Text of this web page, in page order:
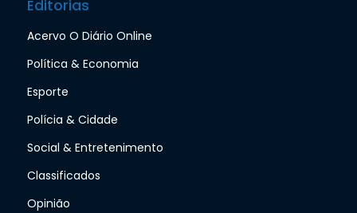
Editorias
Acervo O Diário Online
Política & Economia
Esporte
Polícia & Cidade
Social & Entretenimento
Classificados
Opinião